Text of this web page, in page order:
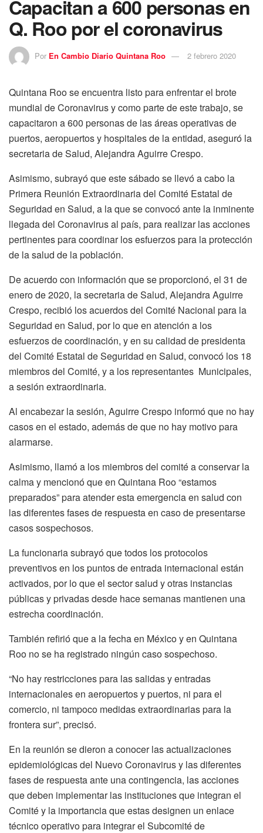
Capacitan a 600 personas en
Q. Roo por el coronavirus
Por En Cambio Diario Quintana Roo 2 febrero 2020
Quintana Roo se encuentra listo para enfrentar el brote
mundial de Coronavirus y como parte de este trabajo, se
capacitaron a 600 personas de las áreas operativas de
puertos, aeropuertos y hospitales de la entidad, aseguró la
secretaria de Salud, Alejandra Aguirre Crespo.
Asimismo, subrayó que este sábado se llevó a cabo la
Primera Reunión Extraordinaria del Comité Estatal de
Seguridad en Salud, a la que se convocó ante la inminente
llegada del Coronavirus al país, para realizar las acciones
pertinentes para coordinar los esfuerzos para la protección
de la salud de la población.
De acuerdo con información que se proporcionó, el 31 de
enero de 2020, la secretaria de Salud, Alejandra Aguirre
Crespo, recibió los acuerdos del Comité Nacional para la
Seguridad en Salud, por lo que en atención a los
esfuerzos de coordinación, y en su calidad de presidenta
del Comité Estatal de Seguridad en Salud, convocó los 18
miembros del Comité, y a los representantes Municipales,
a sesión extraordinaria.
Al encabezar la sesión, Aguirre Crespo informó que no hay
casos en el estado, además de que no hay motivo para
alarmarse.
Asimismo, llamó a los miembros del comité a conservar la
calma y mencionó que en Quintana Roo “estamos
preparados” para atender esta emergencia en salud con
las diferentes fases de respuesta en caso de presentarse
casos sospechosos.
La funcionaria subrayó que todos los protocolos
preventivos en los puntos de entrada internacional están
activados, por lo que el sector salud y otras instancias
públicas y privadas desde hace semanas mantienen una
estrecha coordinación.
También refirió que a la fecha en México y en Quintana
Roo no se ha registrado ningún caso sospechoso.
“No hay restricciones para las salidas y entradas
internacionales en aeropuertos y puertos, ni para el
comercio, ni tampoco medidas extraordinarias para la
frontera sur”, precisó.
En la reunión se dieron a conocer las actualizaciones
epidemiológicas del Nuevo Coronavirus y las diferentes
fases de respuesta ante una contingencia, las acciones
que deben implementar las instituciones que integran el
Comité y la importancia que estas designen un enlace
técnico operativo para integrar el Subcomité de